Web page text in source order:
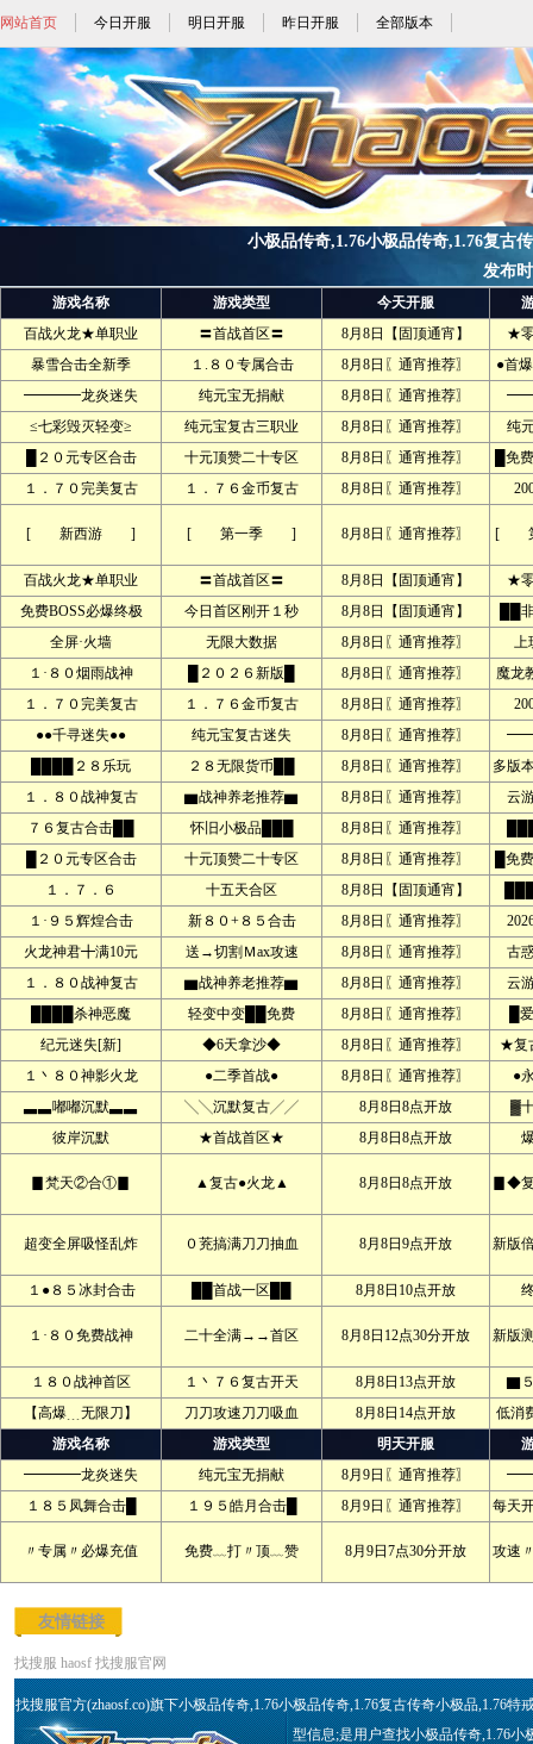
网站首页 今日开服 明日开服 昨日开服 全部版本
小极品传奇,1.76小极品传奇,1.76复古
发布
游戏名称 游戏类型 今天开服
百战火龙★单职业
〓首战首区〓 8月8日【固顶通宵】
★
暴雪合击全新季
１.８０专属合击 8月8日〖通宵推荐〗
●首
━━━━龙炎迷失
纯元宝无捐献 8月8日〖通宵推荐〗
━━
≤七彩毁灭轻变≥
纯元宝复古三职业 8月8日〖通宵推荐〗
纯
█２０元专区合击
十元顶赞二十专区 8月8日〖通宵推荐〗
█免
１．７０完美复古
１．７６金币复古 8月8日〖通宵推荐〗
[ 新西游 ] [ 第一季 ] 8月8日〖通宵推荐〗 [
百战火龙★单职业 〓首战首区〓 8月8日【固顶通宵】
★
免费BOSS必爆终极
今日首区刚开１秒 8月8日【固顶通宵】
██
全屏·火墙
无限大数据 8月8日〖通宵推荐〗
上
１·８０烟雨战神
█２０２６新版█ 8月8日〖通宵推荐〗
魔龙
１．７０完美复古
１．７６金币复古 8月8日〖通宵推荐〗
●●千寻迷失●●
纯元宝复古迷失 8月8日〖通宵推荐〗
━━
████２８乐玩
２８无限货币██ 8月8日〖通宵推荐〗
多版
１．８０战神复古
▆战神养老推荐▆ 8月8日〖通宵推荐〗
云
７６复古合击██
怀旧小极品███ 8月8日〖通宵推荐〗
█２０元专区合击
十元顶赞二十专区 8月8日〖通宵推荐〗
█免
１．７．６
十五天合区 8月8日【固顶通宵】
１·９５辉煌合击
新８０+８５合击 8月8日〖通宵推荐〗
火龙神君╋满10元
送→切割Ｍax攻速 8月8日〖通宵推荐〗
古
１．８０战神复古
▆战神养老推荐▆ 8月8日〖通宵推荐〗
云
████杀神恶魔
轻变中变██免费 8月8日〖通宵推荐〗
█
纪元迷失[新]
◆6天拿沙◆ 8月8日〖通宵推荐〗
★复
１丶８０神影火龙
●二季首战● 8月8日〖通宵推荐〗
●
▃▃嘟嘟沉默▃▃
╲╲沉默复古╱╱ 8月8日8点开放
▓
彼岸沉默
★首战首区★ 8月8日8点开放
▊梵天②合①▊ ▲复古●火龙▲ 8月8日8点开放 ▊◆
超变全屏吸怪乱炸 ０茺搞满刀刀抽血 8月8日9点开放 新版
１●８５冰封合击 ██首战一区██ 8月8日10点开放
１·８０免费战神 二十全满→→首区 8月8日12点30分开放 新版
１８０战神首区 １丶７６复古开天 8月8日13点开放
▇
【高爆﹍无限刀】
刀刀攻速刀刀吸血 8月8日14点开放
低消
游戏名称
游戏类型 明天开服
━━━━龙炎迷失
纯元宝无捐献 8月9日〖通宵推荐〗
━━
１８５凤舞合击█
１９５皓月合击█ 8月9日〖通宵推荐〗 每天
〃专属〃必爆充值 免费﹏打〃顶﹏赞 8月9日7点30分开放 攻速
友情链接
找搜服 haosf 找搜服官网
找搜服官方(zhaosf.co)旗下小极品传奇,1.76小极品传奇,1.76复古传奇小极品,1.76
型信息;是用户查找小极品传奇,1.76小